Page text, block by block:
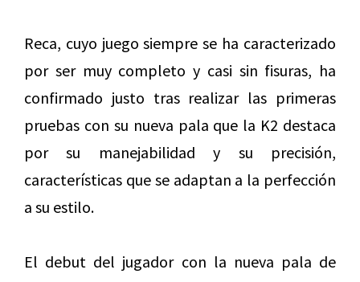
Reca, cuyo juego siempre se ha caracterizado
por ser muy completo y casi sin fisuras, ha
confirmado justo tras realizar las primeras
pruebas con su nueva pala que la K2 destaca
por su manejabilidad y su precisión,
características que se adaptan a la perfección
a su estilo.
El debut del jugador con la nueva pala de